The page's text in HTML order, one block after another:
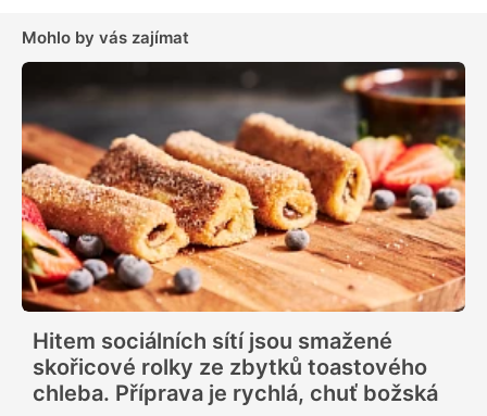
Mohlo by vás zajímat
Hitem sociálních sítí jsou smažené
skořicové rolky ze zbytků toastového
chleba. Příprava je rychlá, chuť božská